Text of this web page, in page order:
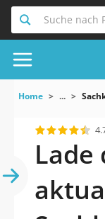
Suche nach
Home ...
Lade